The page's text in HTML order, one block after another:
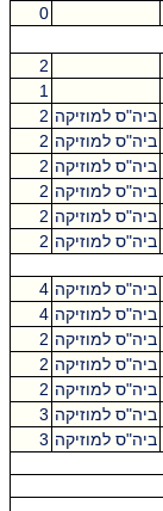
0
2
1
ביה"ס למוזיקה 2
ביה"ס למוזיקה 2
ביה"ס למוזיקה 2
ביה"ס למוזיקה 2
ביה"ס למוזיקה 2
ביה"ס למוזיקה 2
ביה"ס למוזיקה 4
ביה"ס למוזיקה 4
ביה"ס למוזיקה 2
ביה"ס למוזיקה 2
ביה"ס למוזיקה 2
ביה"ס למוזיקה 3
ביה"ס למוזיקה 3